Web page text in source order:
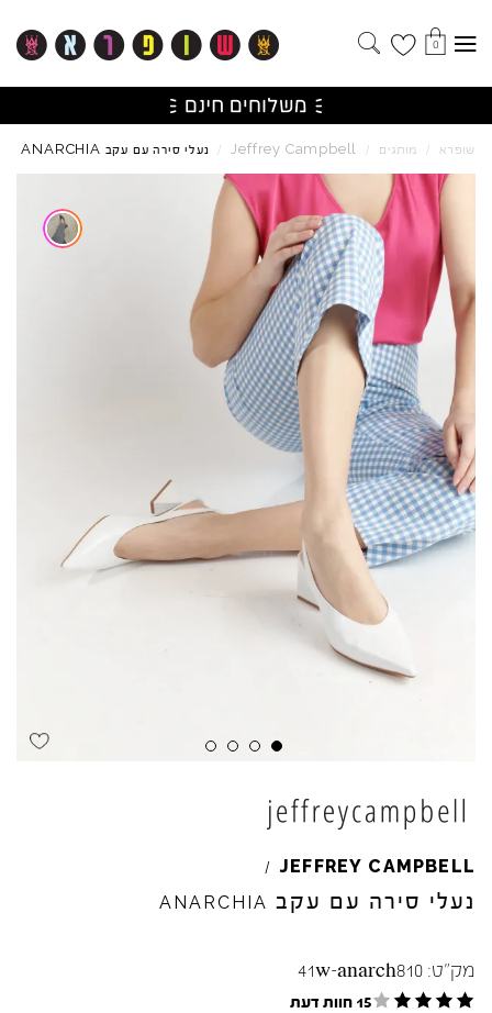
0
שופרא / מותגים /
Jeffrey Campbell
/ נעלי סירה עם עקב ANARCHIA
Skip to product reviews
JEFFREY CAMPBELL
/
נעלי סירה עם עקב ANARCHIA
מק"ט: 41w-anarch810
15 חוות דעת